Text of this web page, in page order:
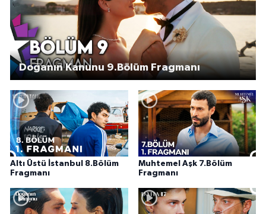
Doğanın Kanunu 9.Bölüm Fragmanı
Altı Üstü İstanbul 8.Bölüm
Fragmanı
Muhtemel Aşk 7.Bölüm
Fragmanı